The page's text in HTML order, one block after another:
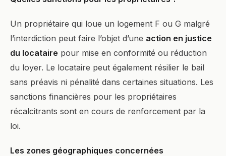
Un propriétaire qui loue un logement F ou G malgré
l’interdiction peut faire l’objet d’une action en justice
du locataire pour mise en conformité ou réduction
du loyer. Le locataire peut également résilier le bail
sans préavis ni pénalité dans certaines situations. Les
sanctions financières pour les propriétaires
récalcitrants sont en cours de renforcement par la
loi.
Les zones géographiques concernées